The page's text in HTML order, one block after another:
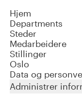
Hjem
Departments
Steder
Medarbeidere
Stillinger
Oslo
Data og
Administrer